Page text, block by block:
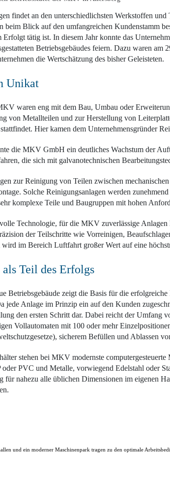
findet an den unterschiedlichsten Werkstoffen
beim Blick auf den umfangreichen Kundenstamm
Erfolgt tätig ist. In diesem Jahr konnte das
Betriebsgebäudes feiern. Dazu waren
die Wertschätzung des bisher Geleisteten.
Unikat
waren eng mit dem Bau, Umbau oder
von Metallteilen und zur Herstellung von
Hier kamen dem Unternehmensgründer
die MKV GmbH ein deutliches Wachstum der
die sich mit galvanotechnischen
zur Reinigung von Teilen zwischen
Solche Reinigungsanlagen werden
komplexe Teile und Baugruppen mit hohen
Technologie, für die MKV zuverlässige
der Teilschritte wie Vorreinigen,
im Bereich Luftfahrt großer Wert auf eine
Teil des Erfolgs
Betriebsgebäude zeigt die Basis für die
jede Anlage im Prinzip ein auf den Kunden
den ersten Schritt dar. Dabei reicht der
Vollautomaten mit 100 oder mehr
sicherem Befüllen und Ablassen
stehen bei MKV modernste
PVC und Metalle, vorwiegend Edelstahl oder
für nahezu alle üblichen Dimensionen im eigenen
und ein moderner Maschinenpark tragen zu den optimale